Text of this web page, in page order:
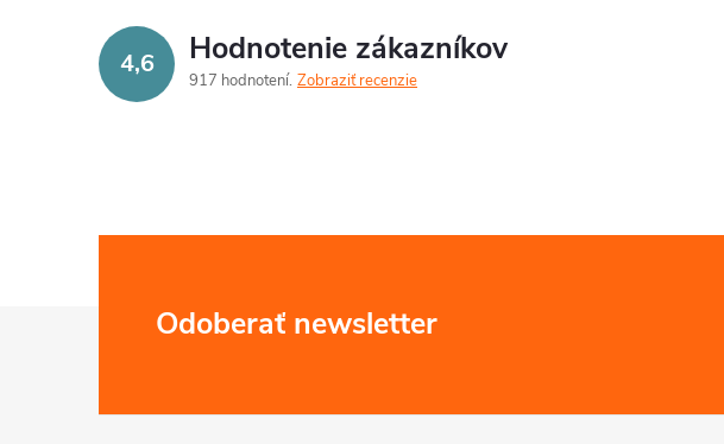
4,6 Hodnotenie zákazníkov
917 hodnotení Zobraziť recenzie
Odoberať newsletter